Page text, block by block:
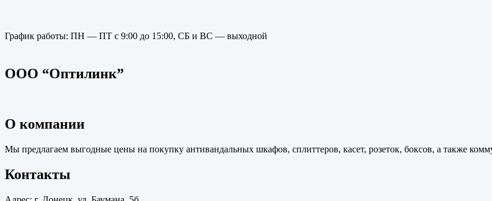
График работы: ПН — ПТ с 9:00 до 15:00, СБ и ВС — выходной
ООО “Оптилинк”
О компании
Мы предлагаем выгодные цены на покупку антивандальных шкафов, сплиттеров, касет, розеток, боксов, а также
Контакты